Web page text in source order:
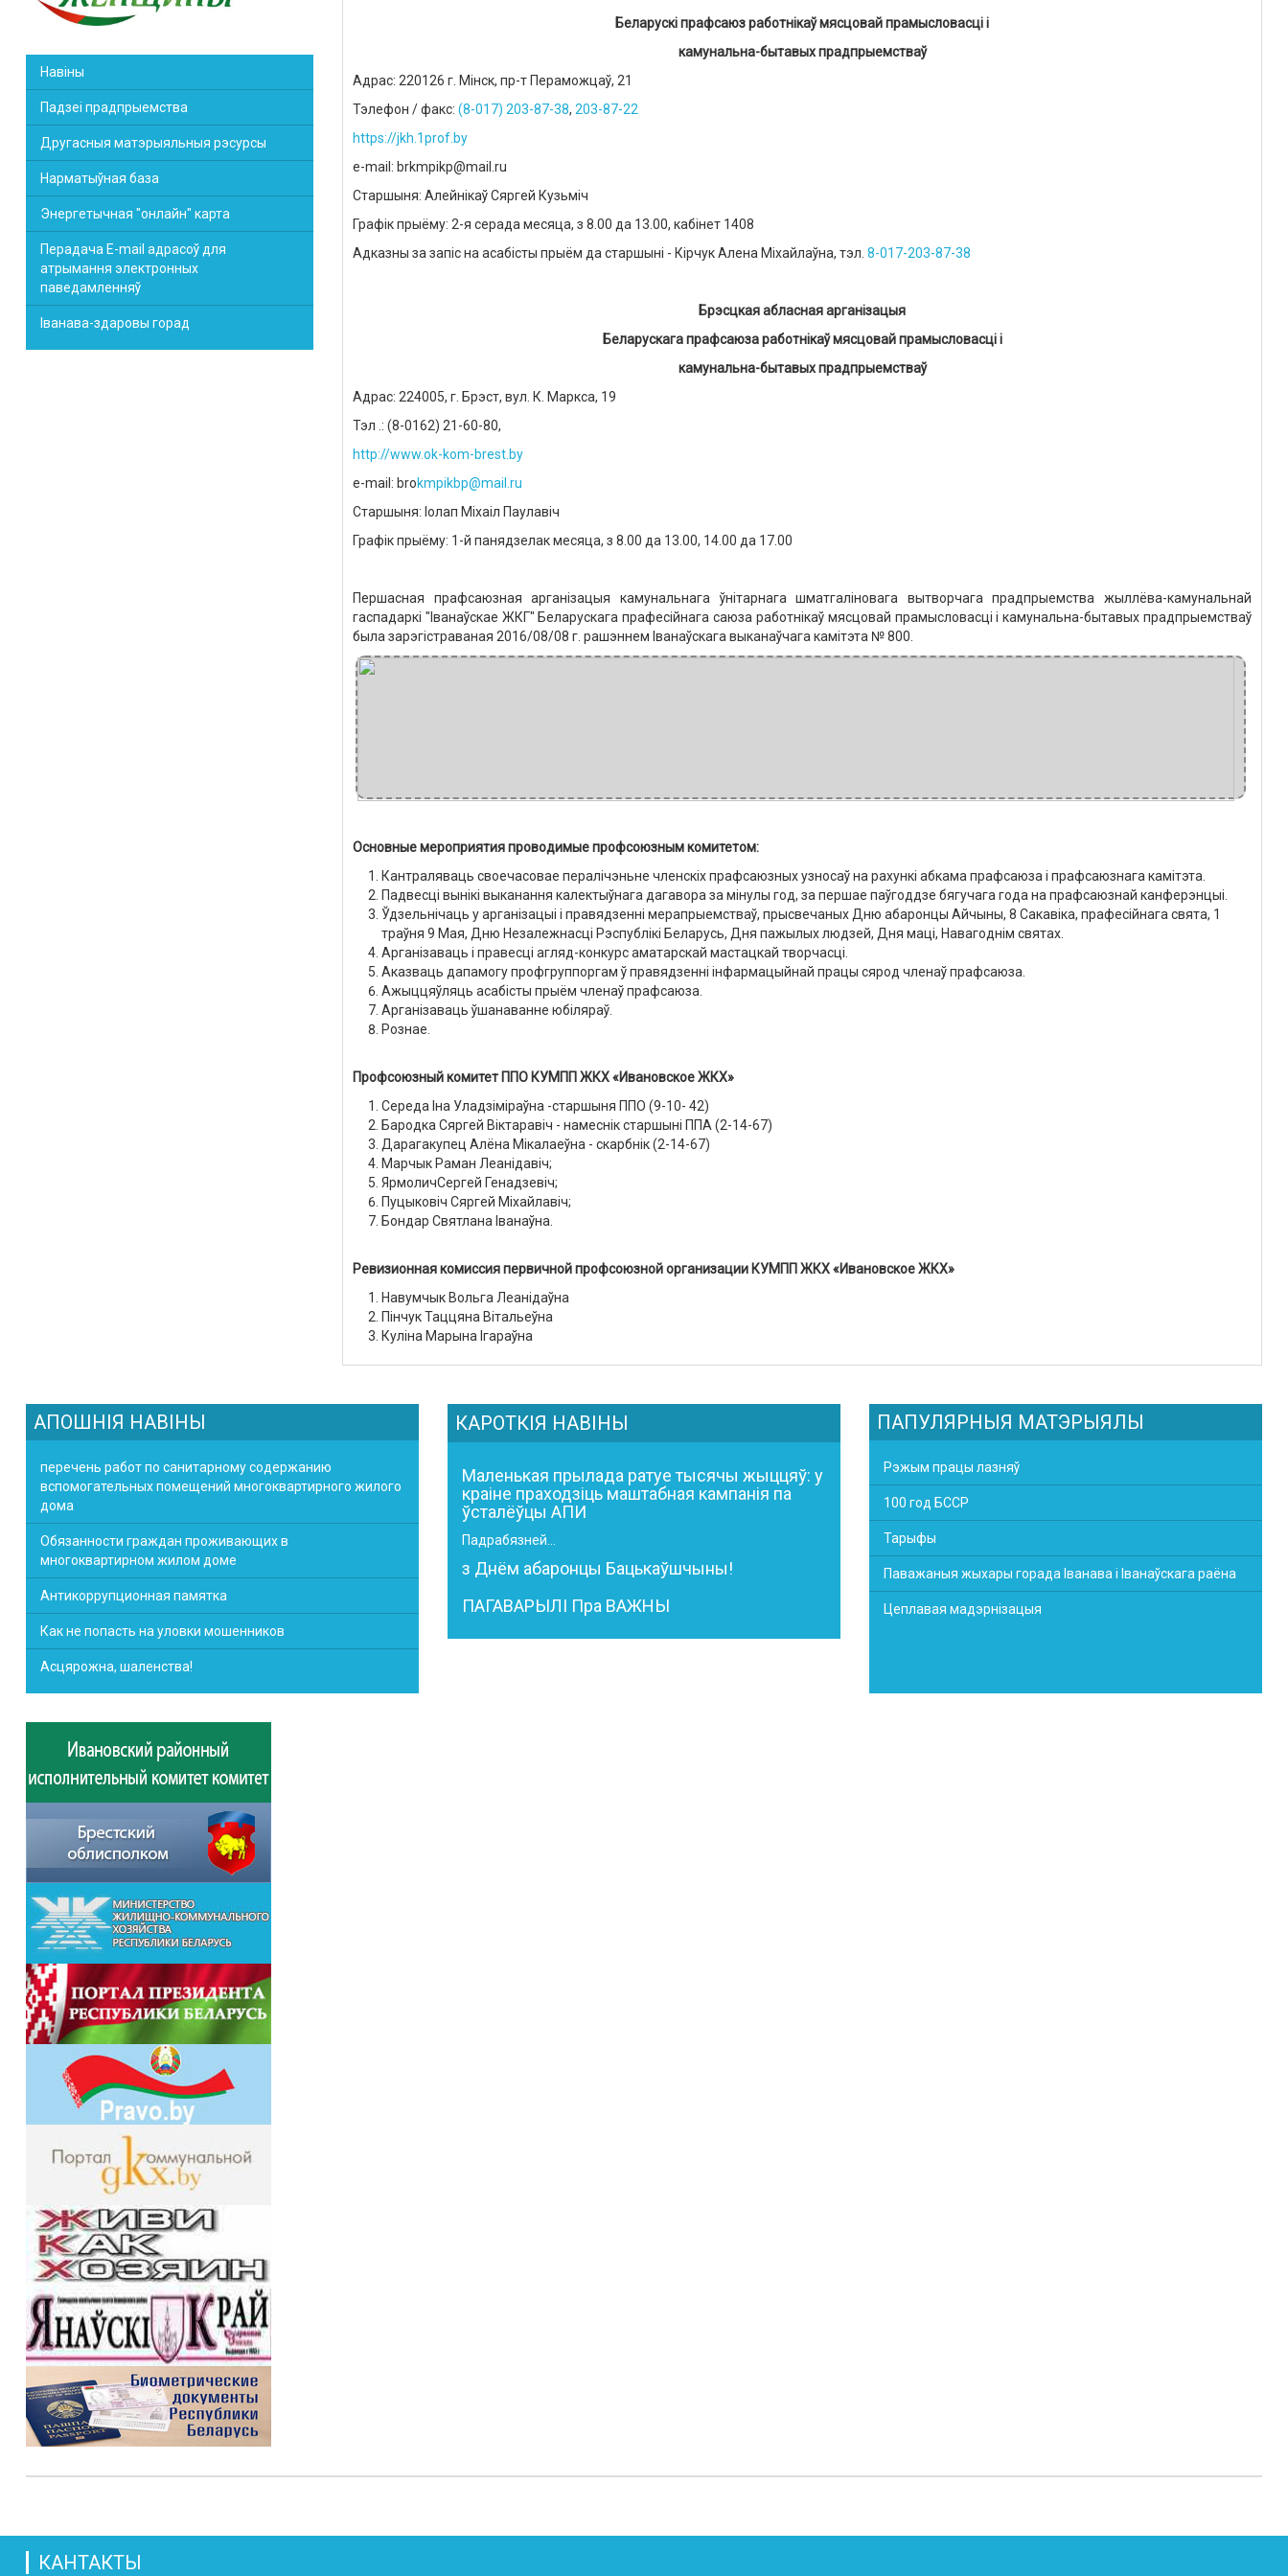
Навіны
Падзеі прадпрыемства
Другасныя матэрыяльныя рэсурсы
Нарматыўная база
Энергетычная "онлайн" карта
Перадача E-mail адрасоў для
атрымання электронных
паведамленняў
Іванава-здаровы горад
Беларускі прафсаюз работнікаў мясцовай прамысловасці і
камунальна-бытавых прадпрыемстваў
Адрас: 220126 г. Мінск, пр-т Пераможцаў, 21
Тэлефон / факс: (8-017) 203-87-38, 203-87-22
https://jkh .1prof by
е-mail : brkmpikp@mail ru
Старшыня: Алейнікаў Сяргей Кузьміч
Графік прыёму: 2-я серада месяца, з 8.00 да 13.00, кабінет 1408
Адказны за запіс на асабісты прыём да старшыні - Кірчук Алена Міхайлаўна, тэл. 8-017-203-87-38
Брэсцкая абласная арганізацыя
Беларускага прафсаюза работнікаў мясцовай прамысловасці і
камунальна-бытавых прадпрыемстваў
Адрас: 224005, г. Брэст, вул. К. Маркса, 19
Тэл .: (8-0162) 21-60-80,
http://www.ok-kom-brest.by
e-mail : brоkmpikbp@mail.ru
Старшыня: Іолап Міхаіл Паулавіч
Графік прыёму: 1-й панядзелак месяца, з 8.00 да 13.00, 14.00 да 17.00
Першасная прафсаюзная арганізацыя камунальнага ўнітарнага шматгаліновага вытворчага прадпрыемства жыллёва-камунальнай
гаспадаркі "Іванаўскае ЖКГ" Беларускага прафесійнага саюза работнікаў мясцовай прамысловасці і камунальна-бытавых прадпрыемстваў
была зарэгістраваная 2016/08/08 г. рашэннем Іванаўскага выканаўчага камітэта № 800.
Основныемероприятияпроводимые профсоюзным комитетом:
Кантраляваць своечасовае пералічэньне членскіх прафсаюзных узносаў на рахункі абкама прафсаюза і прафсаюзнага камітэта.
Падвесці вынікі выканання калектыўнага дагавора за мінулы год, за першае паўгоддзе бягучага года на прафсаюзнай канферэнцыі.
Ўдзельнічаць у арганізацыі і правядзенні мерапрыемстваў, прысвечаных Дню абаронцы Айчыны, 8 Сакавіка, прафесійнага свята, 1
траўня 9 Мая, Дню Незалежнасці Рэспублікі Беларусь, Дня пажылых людзей, Дня маці, Навагоднім святах.
Арганізаваць і правесці агляд-конкурс аматарскай мастацкай творчасці.
Аказваць дапамогу профгруппоргам ў правядзенні інфармацыйнай працы сярод членаў прафсаюза.
Ажыццяўляць асабісты прыём членаў прафсаюза.
Арганізаваць ўшанаванне юбіляраў.
Рознае.
Профсоюзныйкомитет ППО КУМПП ЖКХ «Ивановское ЖКХ»
Середа Іна Уладзіміраўна -старшыня ППО (9-10- 42)
Бародка Сяргей Віктаравіч - намеснік старшыні ППА (2-14-67)
Дарагакупец Алёна Мікалаеўна - скарбнік (2-14-67)
Марчык Раман Леанідавіч;
ЯрмоличСергей Генадзевіч;
Пуцыковіч Сяргей Міхайлавіч;
Бондар Святлана Іванаўна.
Ревизионная комиссия первичной профсоюзной организации КУМПП ЖКХ «Ивановское ЖКХ»
Навумчык Вольга Леанідаўна
Пінчук Таццяна Вітальеўна
Куліна Марына Ігараўна
АПОШНІЯ НАВІНЫ
перечень работ по санитарному содержанию
вспомогательных помещений многоквартирного жилого
дома
Обязанности граждан проживающих в
многоквартирном жилом доме
Антикоррупционная памятка
Как не попасть на уловки мошенников
Асцярожна, шаленства!
КАРОТКІЯ НАВІНЫ
Маленькая прылада ратуе тысячы жыццяў: у
краіне праходзіць маштабная кампанія па
ўсталёўцы АПИ
Падрабязней...
з Днём абаронцы Бацькаўшчыны!
ПАГАВАРЫЛІ Пра ВАЖНЫ
ПАПУЛЯРНЫЯ МАТЭРЫЯЛЫ
Рэжым працы лазняў
100 год БССР
Тарыфы
Паважаныя жыхары горада Іванава і Іванаўскага раёна
Цеплавая мадэрнізацыя
КАНТАКТЫ